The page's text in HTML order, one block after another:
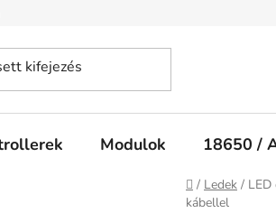
Modulok 18650 /
Kezdőlap
/ Ledek /
kábellel